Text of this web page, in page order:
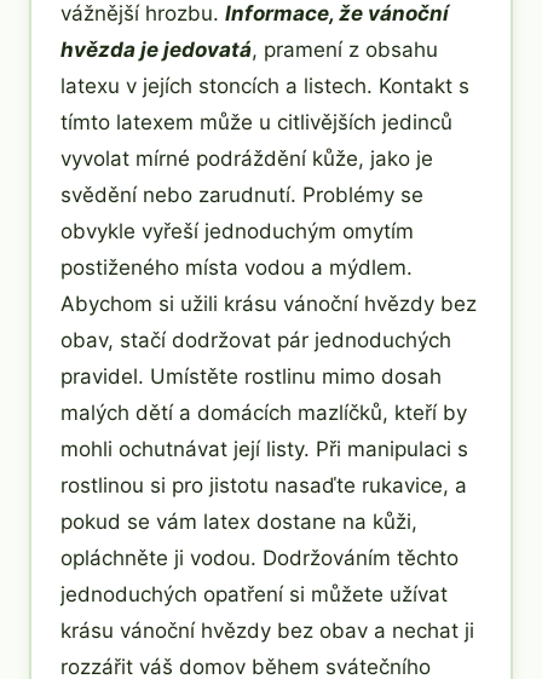
vážnější hrozbu. Informace, že vánoční
hvězda je jedovatá, pramení z obsahu
latexu v jejích stoncích a listech. Kontakt s
tímto latexem může u citlivějších jedinců
vyvolat mírné podráždění kůže, jako je
svědění nebo zarudnutí. Problémy se
obvykle vyřeší jednoduchým omytím
postiženého místa vodou a mýdlem.
Abychom si užili krásu vánoční hvězdy bez
obav, stačí dodržovat pár jednoduchých
pravidel. Umístěte rostlinu mimo dosah
malých dětí a domácích mazlíčků, kteří by
mohli ochutnávat její listy. Při manipulaci s
rostlinou si pro jistotu nasaďte rukavice, a
pokud se vám latex dostane na kůži,
opláchněte ji vodou. Dodržováním těchto
jednoduchých opatření si můžete užívat
krásu vánoční hvězdy bez obav a nechat ji
rozzářit váš domov během svátečního